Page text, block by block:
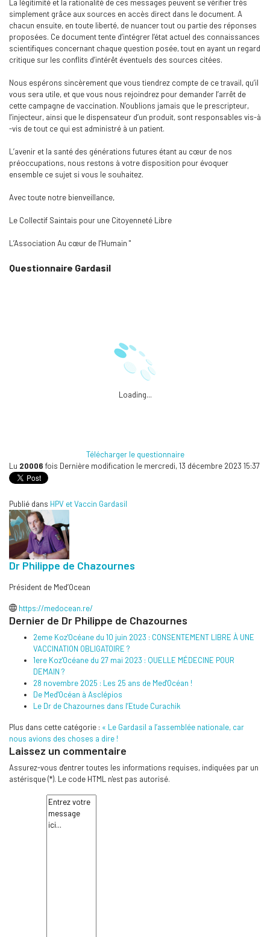
La légitimité et la rationalité de ces messages peuvent se vérifier très
simplement grâce aux sources en accès direct dans le document. A
chacun ensuite, en toute liberté, de nuancer tout ou partie des réponses
proposées. Ce document tente d’intégrer l’état actuel des connaissances
scientifiques concernant chaque question posée, tout en ayant un regard
critique sur les conflits d’intérêt éventuels des sources citées.
Nous espérons sincèrement que vous tiendrez compte de ce travail, qu’il
vous sera utile, et que vous nous rejoindrez pour demander l’arrêt de
cette campagne de vaccination. N’oublions jamais que le prescripteur,
l’injecteur, ainsi que le dispensateur d’un produit, sont responsables vis-à
-vis de tout ce qui est administré à un patient.
L’avenir et la santé des générations futures étant au cœur de nos
préoccupations, nous restons à votre disposition pour évoquer
ensemble ce sujet si vous le souhaitez.
Avec toute notre bienveillance,
Le Collectif Saintais pour une Citoyenneté Libre
L’Association Au cœur de l’Humain "
Questionnaire Gardasil
Loading...
Télécharger le questionnaire
Lu 20006 fois Dernière modification le mercredi, 13 décembre 2023 15:37
Publié dans HPV et Vaccin Gardasil
Dr Philippe de Chazournes
Président de Med’Ocean
https://medocean.re/
Dernier de Dr Philippe de Chazournes
2eme Koz'Océane du 10 juin 2023 : CONSENTEMENT LIBRE À UNE
VACCINATION OBLIGATOIRE ?
1ere Koz'Océane du 27 mai 2023 : QUELLE MÉDECINE POUR
DEMAIN ?
28 novembre 2025 : Les 25 ans de Med'Océan !
De Med'Océan à Asclépios
Le Dr de Chazournes dans l’Etude Curachik
Plus dans cette catégorie : « Le Gardasil a l’assemblée nationale, car
nous avions des choses a dire !
Laissez un commentaire
Assurez-vous d'entrer toutes les informations requises, indiquées par un
astérisque (*). Le code HTML n'est pas autorisé.